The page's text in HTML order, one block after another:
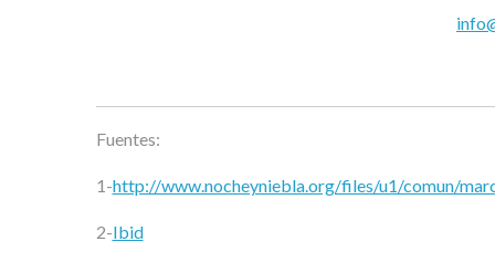
Fuentes:
1-http://www.nocheyniebla.org/files/u1/comun/
2-Ibid